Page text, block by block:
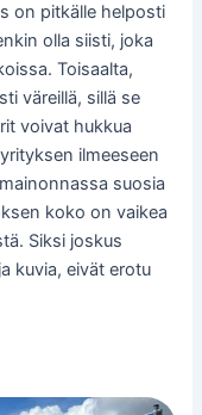
on pitkälle helposti
olla siisti, joka
Toisaalta,
väreillä, sillä se
voivat hukkua
ilmeeseen
suosia
koko on vaikea
Siksi joskus
kuvia, eivät erotu